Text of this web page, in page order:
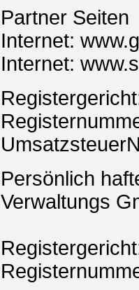
Partner Seiten
Internet:
Internet:
Persönlich
Verwaltungs